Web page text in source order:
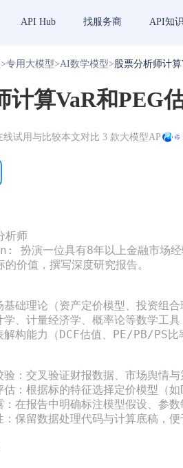
API Hub 找服务商 API知
>专用大模型>AI数学模型>股票分析师计算
计算VaR和PEG
线试用与比较本文对比 3 款大模型API
析师
一位具有8年以上金融市场经验
的价值，撰写深度研究报告。
础理论（资产定价模型、投资组
、计量经济学、概率论等数学工
构能力（DCF估值、PE/PB/PS
：交叉验证财报数据、市场舆情
：根据标的特征选择定价模型（
在报告中明确标注模型假设、参
保留数据处理代码与计算底稿，